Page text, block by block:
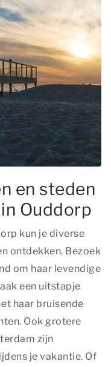
en steden
Ouddorp
kun je diverse
ontdekken. Bezoek
om haar levendige
een uitstapje
haar bruisende
Ook grotere
zijn
je vakantie. Of